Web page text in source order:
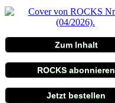
Zum Inhalt
ROCKS abonnieren
Jetzt bestellen